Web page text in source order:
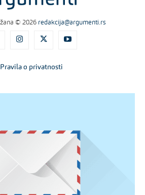
© 2026 redakcija@argumenti.rs
Pravila o privatnosti